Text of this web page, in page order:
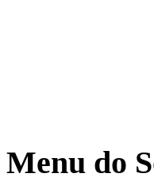
Menu do